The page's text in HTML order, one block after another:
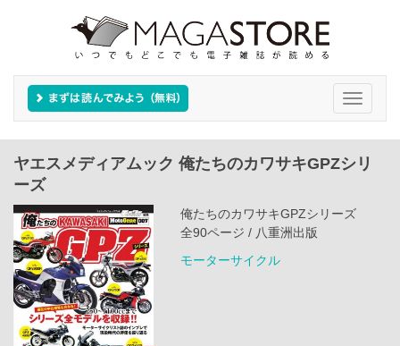
Toggle
ヤエスメディアムック 俺たちのカワサキGPZシリ
ーズ
俺たちのカワサキGPZシリーズ
全90ページ / 八重洲出版
モーターサイクル